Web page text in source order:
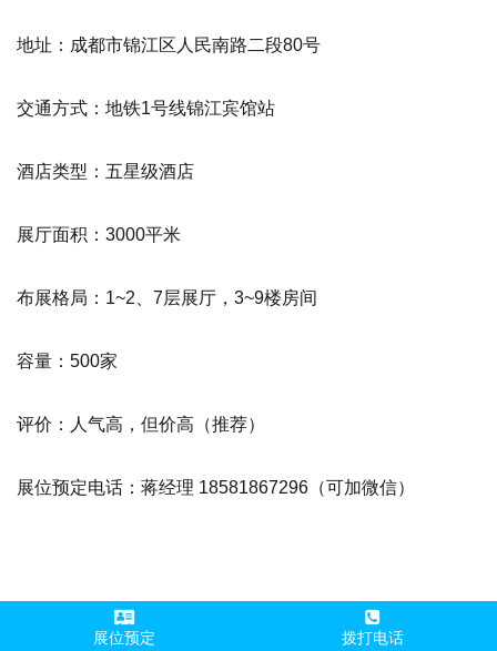
地址：成都市锦江区人民南路二段80号
交通方式：地铁1号线锦江宾馆站
酒店类型：五星级酒店
展厅面积：3000平米
布展格局：1~2、7层展厅，3~9楼房间
容量：500家
评价：人气高，但价高 （推荐）
展位预定电话：蒋经理 18581867296（可加微信）
展位预定 拨打电话